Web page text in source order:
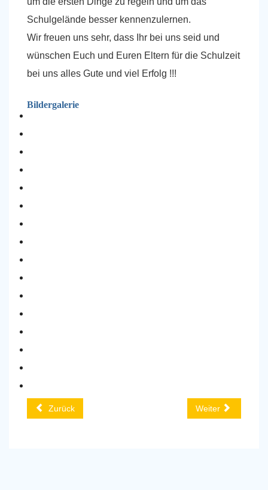
Schulgelände besser kennenzulernen.
Wir freuen uns sehr, dass Ihr bei uns seid und
wünschen Euch und Euren Eltern für die Schulzeit
bei uns alles Gute und viel Erfolg !!!
Bildergalerie
Zurück Weiter